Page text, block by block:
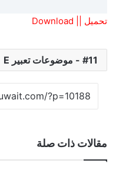
تحميل || Download
11 - موضوعات تعبير E
مقالات ذات صلة